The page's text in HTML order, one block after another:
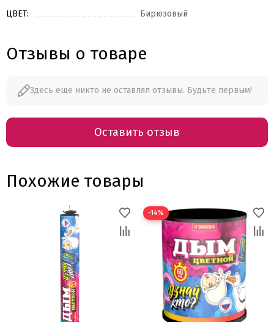
ЦВЕТ:
Бирюзовый
Отзывы о товаре
Здесь еще никто не оставлял отзывы. Будьте первым!
Оставить отзыв
Похожие товары
−14%